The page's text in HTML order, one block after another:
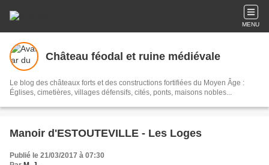
MENU
Château féodal et ruine médiévale
Le blog des châteaux forts et des constructions fortifiées du Moyen Âge :
Églises, cimetières, villages défensifs, cités, ponts, maisons nobles...
Manoir d'ESTOUTEVILLE - Les Loges
Publié le 21/03/2017 à 07:30